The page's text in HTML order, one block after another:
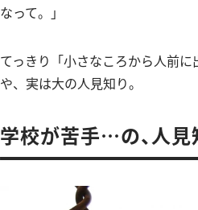
なって。」
てっきり「小さなころから人前
や、実は大の人見知り。
学校が苦手…の、人見